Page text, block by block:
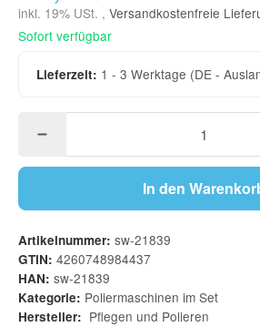
inkl. 19% USt. , Versandkostenfreie
Sofort verfügbar
Lieferzeit: 1 - 3 Werktage (DE -
In den
Artikelnummer: sw-21839
GTIN: 4260748984437
HAN: sw-21839
Kategorie: Poliermaschinen im Set
Hersteller: Pflegen und Polieren